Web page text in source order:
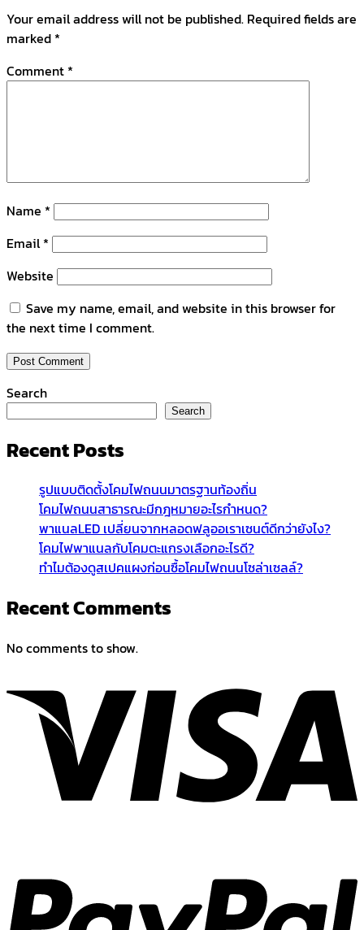
Your email address will not be published. Required fields are
marked *
Comment *
Name *
Email*
Website
Save my name, email, and website in this browser for
the next time I comment.
Search
Search
Recent Posts
รูปแบบติดตั้งโคมไฟถนนมาตรฐานท้องถิ่น
โคมไฟถนนสาธารณะมีกฎหมายอะไรกำหนด?
พาแนลLED เปลี่ยนจากหลอดฟลูออเราเซนต์ดีกว่ายังไง?
โคมไฟพาแนลกับโคมตะแกรงเลือกอะไรดี?
ทำไมต้องดูสเปคแผงก่อนซื้อโคมไฟถนนโซล่าเซลล์?
Recent Comments
No comments to show.